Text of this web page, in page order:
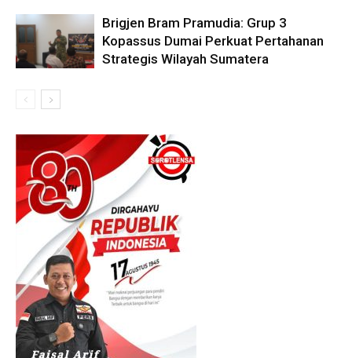
Brigjen Bram Pramudia: Grup 3
Kopassus Dumai Perkuat Pertahanan
Strategis Wilayah Sumatera